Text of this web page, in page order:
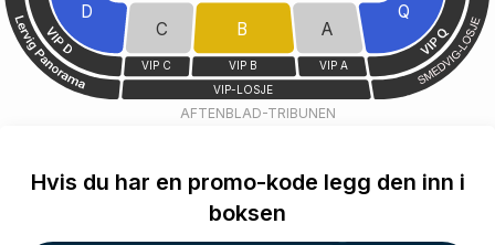
Q
A
B
C
VIP C
VIP B
VIP-LOSJE
VIP A
D
AFTENBLAD-TRIBUNEN
Hvis du har en promo-kode legg den inn i
boksen